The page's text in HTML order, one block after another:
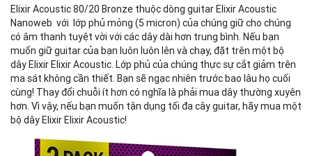
Elixir Acoustic 80/20 Bronze thuộc dòng guitar Elixir Acoustic
Nanoweb với lớp phủ mỏng (5 micron) của chúng giữ cho chúng
có âm thanh tuyệt vời với các dây dài hơn trung bình. Nếu bạn
muốn giữ guitar của bạn luôn luôn lên và chạy, đặt trên một bộ
dây Elixir Elixir Acoustic. Lớp phủ của chúng thực sự cắt giảm trên
ma sát không cần thiết. Bạn sẽ ngạc nhiên trước bao lâu họ cuối
cùng! Thay đổi chuỗi ít hơn có nghĩa là phải mua dây thường xuyên
hơn. Vì vậy, nếu bạn muốn tận dụng tối đa cây guitar, hãy mua một
bộ dây Elixir Elixir Acoustic!